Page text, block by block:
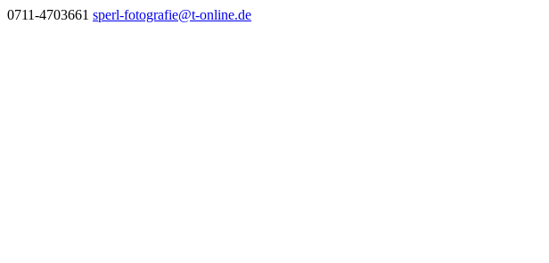
0711-4703661 sperl-fotografie@t-online.de